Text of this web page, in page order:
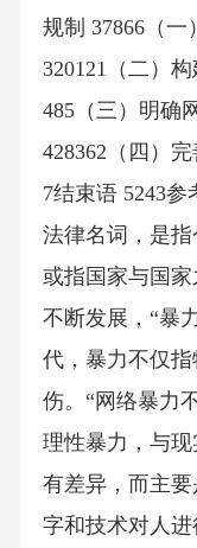
规制 37866（
320121（二）
485（三）明确
428362（四）
7结束语 5243
法律名词，是指
或指国家与国
不断发展，“暴
代，暴力不仅
伤。“网络暴力
理性暴力，与
有差异，而主
字和技术对人